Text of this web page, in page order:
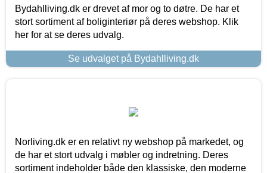
Bydahlliving.dk er drevet af mor og to døtre. De har et
stort sortiment af boliginteriør på deres webshop. Klik
her for at se deres udvalg.
Se udvalget på Bydahlliving.dk
Norliving.dk er en relativt ny webshop på markedet, og
de har et stort udvalg i møbler og indretning. Deres
sortiment indeholder både den klassiske, den moderne